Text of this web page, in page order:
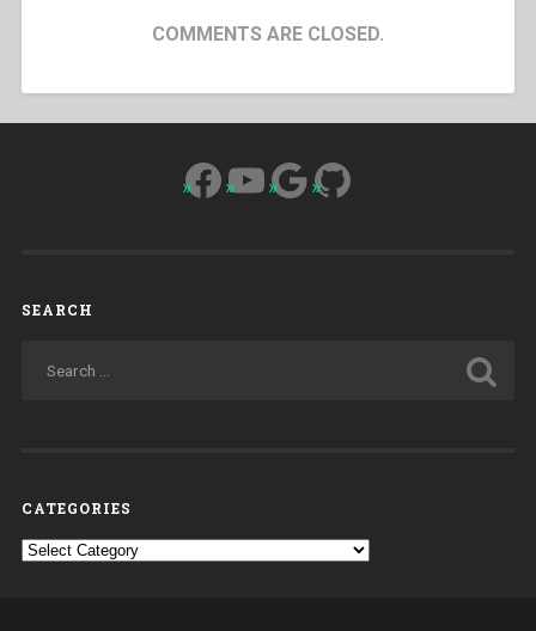
COMMENTS ARE CLOSED.
Facebook
YouTube
Google
GitHub
SEARCH
CATEGORIES
Categories